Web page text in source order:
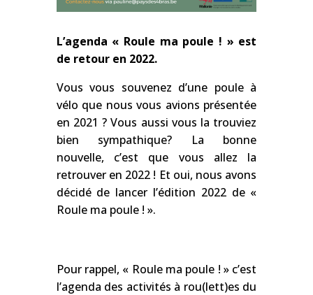
L’agenda « Roule ma poule ! » est
de retour en 2022.
Vous vous souvenez d’une poule à
vélo que nous vous avions présentée
en 2021 ? Vous aussi vous la trouviez
bien sympathique? La bonne
nouvelle, c’est que vous allez la
retrouver en 2022 ! Et oui, nous avons
décidé de lancer l’édition 2022 de «
Roule ma poule ! ».
Pour rappel, « Roule ma poule ! » c’est
l’agenda des activités à rou(lett)es du